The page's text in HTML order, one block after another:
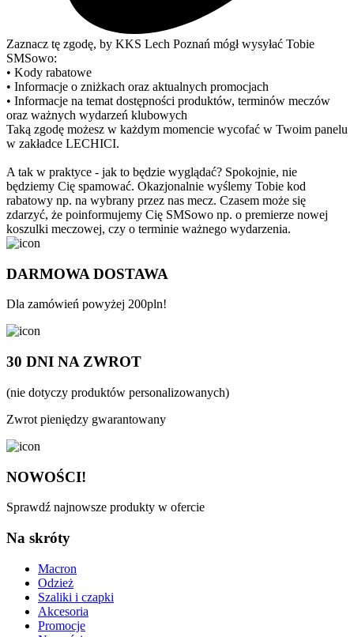
Zaznacz tę zgodę, by KKS Lech Poznań mógł wysyłać Tobie
SMSowo:
• Kody rabatowe
• Informacje o zniżkach oraz aktualnych promocjach
• Informacje na temat dostępności produktów, terminów meczów
oraz ważnych wydarzeń klubowych
Taką zgodę możesz w każdym momencie wycofać w Twoim panelu
w zakładce LECHICI.
A tak w praktyce - jak to będzie wyglądać? Spokojnie, nie
będziemy Cię spamować. Okazjonalnie wyślemy Tobie kod
rabatowy np. na wybrany przez nas mecz. Czasem może się
zdarzyć, że poinformujemy Cię SMSowo np. o premierze nowej
koszulki meczowej, czy o terminie ważnego wydarzenia.
DARMOWA DOSTAWA
Dla zamówień powyżej 200pln!
30 DNI NA ZWROT
(nie dotyczy produktów personalizowanych)
Zwrot pieniędzy gwarantowany
NOWOŚCI!
Sprawdź najnowsze produkty w ofercie
Na skróty
Macron
Odzież
Szaliki i czapki
Akcesoria
Promocje